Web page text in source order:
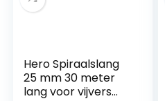
Hero Spiraalslang
25 mm 30 meter
lang voor vijvers